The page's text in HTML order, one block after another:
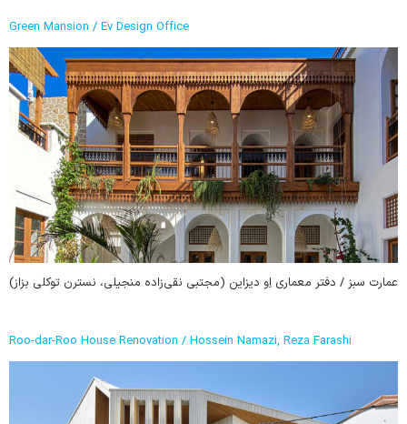
Green Mansion / Ev Design Office
عمارت سبز / دفتر معماری اِو دیزاین (مجتبی نقی‌زاده منجیلی، نسترن توکلی بزاز)
Roo-dar-Roo House Renovation / Hossein Namazi, Reza Farashi